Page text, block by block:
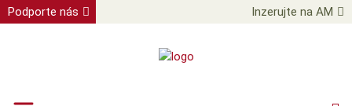
Podporte nás Inzerujte na AM